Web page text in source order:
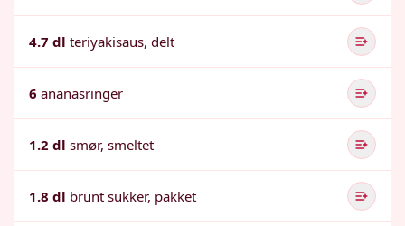
4.7 dl teriyakisaus, delt
6 ananasringer
1.2 dl smør, smeltet
1.8 dl brunt sukker, pakket